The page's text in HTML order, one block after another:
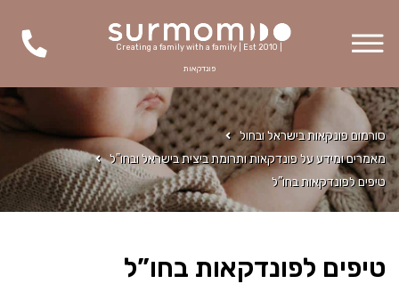
Creating a family with a family | Est 2010 |
פונדקאות
סורמום פונקאות בישראל ובחול
מאמרים ומידע על פונדקאות ותרומת ביצית בישראל ובחו"ל
טיפים לפונדקאות בחו”ל
טיפים לפונדקאות בחו”ל